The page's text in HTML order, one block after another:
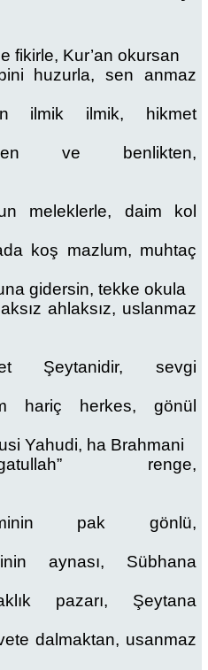
fikirle, Kur’an okursan
huzurla, sen anmaz
ilmik ilmik, hikmet
ve benlikten,
meleklerle, daim kol
koş mazlum, muhtaç
gidersin, tekke okula
ahlaksız, uslanmaz
Şeytanidir, sevgi
hariç herkes, gönül
Yahudi, ha Brahmani
renge,
pak gönlü,
aynası, Sübhana
pazarı, Şeytana
dalmaktan, usanmaz